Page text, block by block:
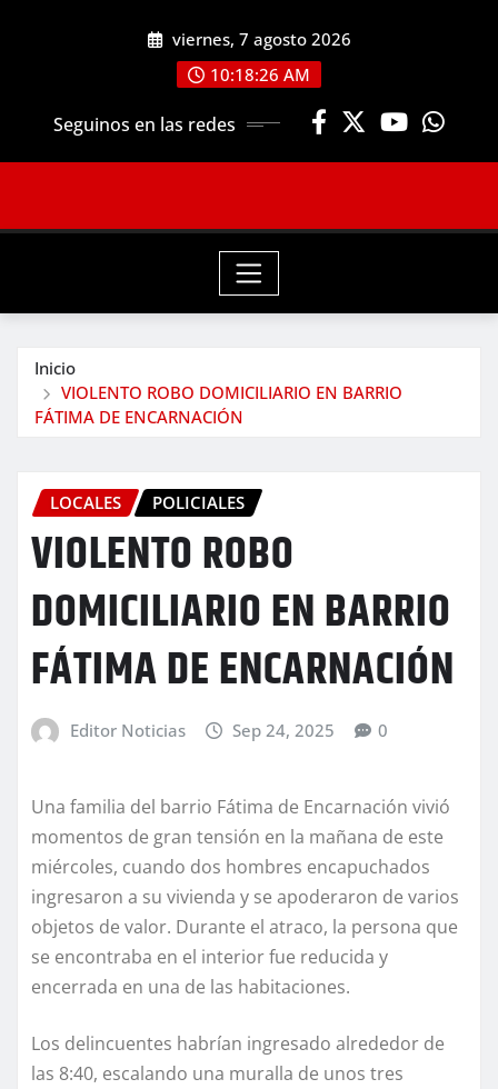
viernes, 7 agosto 2026
10:18:27 AM
Seguinos en las redes
Inicio
VIOLENTO ROBO DOMICILIARIO EN BARRIO
FÁTIMA DE ENCARNACIÓN
LOCALES POLICIALES
VIOLENTO ROBO
DOMICILIARIO EN BARRIO
FÁTIMA DE ENCARNACIÓN
Editor Noticias Sep 24, 2025 0
Una familia del barrio Fátima de Encarnación vivió
momentos de gran tensión en la mañana de este
miércoles, cuando dos hombres encapuchados
ingresaron a su vivienda y se apoderaron de varios
objetos de valor. Durante el atraco, la persona que
se encontraba en el interior fue reducida y
encerrada en una de las habitaciones.
Los delincuentes habrían ingresado alrededor de
las 8:40, escalando una muralla de unos tres